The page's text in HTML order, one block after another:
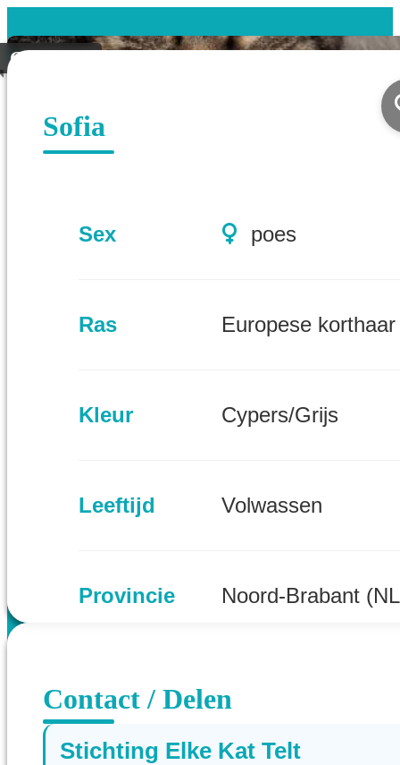
Gevonden
Sofia
Sex poes
Ras Europese korthaar
Kleur Cypers/Grijs
Leeftijd Volwassen
Provincie Noord-Brabant
Contact / Delen
Stichting Elke Kat Telt